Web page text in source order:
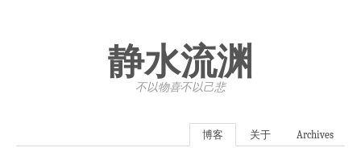
静水流渊
不以物喜·不以己悲
博客 关于 Archives